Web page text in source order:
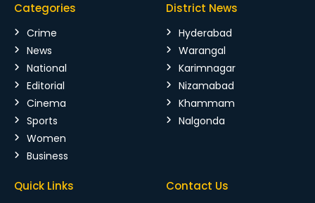
Categories
Crime
News
National
Editorial
Cinema
Sports
Women
Business
District News
Hyderabad
Warangal
Karimnagar
Nizamabad
Khammam
Nalgonda
Quick Links Contact Us